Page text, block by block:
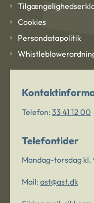
Cookies
Persondatapolitik
Telefon: 33 41 12 00
Telefontider
Mandag-torsdag kl.
Mail: ast@ast.dk